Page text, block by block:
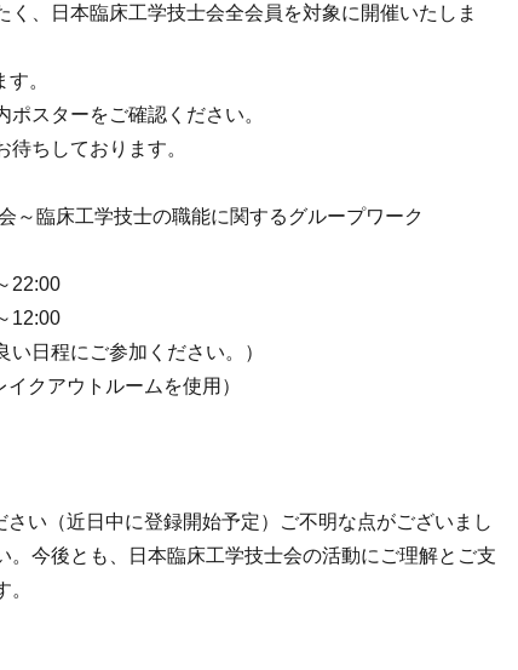
、日本臨床工学技士会全会員を対象に開催いたしま
。
スターをご確認ください。
ちしております。
～臨床工学技士の職能に関するグループワーク
22:00
12:00
い日程にご参加ください。）
クアウトルームを使用）
い（近日中に登録開始予定）ご不明な点がございまし
。今後とも、日本臨床工学技士会の活動にご理解とご支